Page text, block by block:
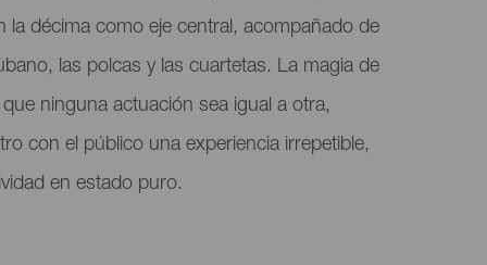
la décima como eje central, acompañado de
las polcas y las cuartetas. La magia de
ninguna actuación sea igual a otra,
con el público una experiencia irrepetible,
en estado puro.